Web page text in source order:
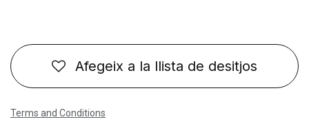
Afegeix a la llista de desitjos
Terms and Conditions